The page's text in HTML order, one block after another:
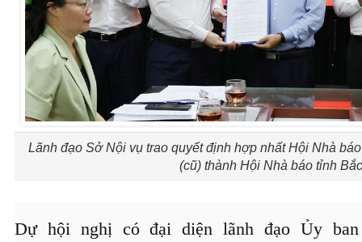
Lãnh đạo Sở Nội vụ trao quyết định hợp nhất Hội Nhà
(cũ) thành Hội Nhà báo tỉnh
Dự hội nghị có đại diện lãnh đạo Ủy